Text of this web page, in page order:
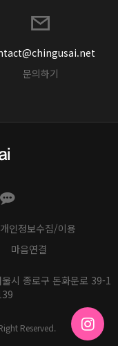
문의하기
개인정보수집/이용
마음연결
시 종로구 돈화문로 39-1
Reserved.